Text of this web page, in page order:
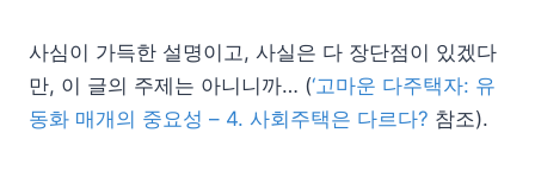
사심이 가득한 설명이고, 사실은 다 장단점이 있겠다
만, 이 글의 주제는 아니니까… (‘고마운 다주택자: 유
동화 매개의 중요성 – 4. 사회주택은 다르다? 참조).